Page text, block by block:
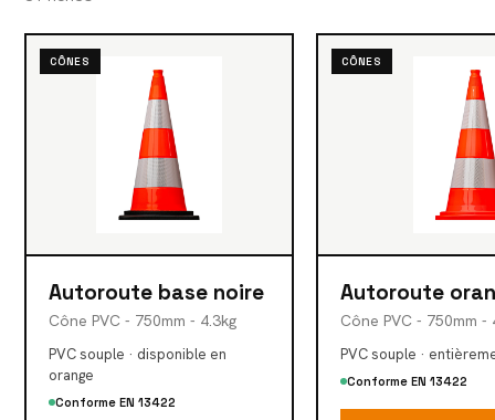
CÔNES
Autoroute base noire
Cône PVC - 750mm - 4.3kg
PVC souple · disponible en
orange
Conforme EN 13422
CÔNES
Autoroute
Cône PVC - 750mm -
PVC souple ·
Conforme EN 13422